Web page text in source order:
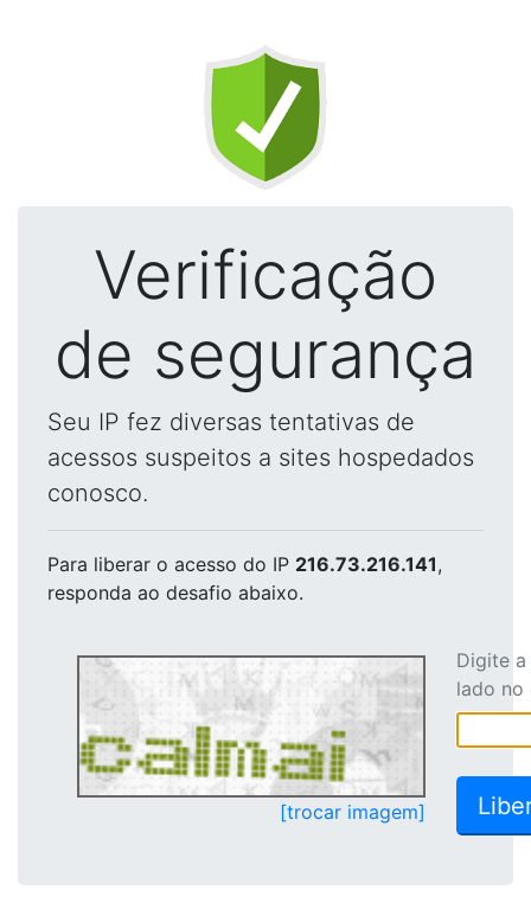
Verificação
de segurança
Seu IP fez diversas tentativas de
acessos suspeitos a sites hospedados
conosco.
Para liberar o acesso do IP 216.73.216.141,
responda ao desafio abaixo.
[trocar imagem]
Digite
lado no